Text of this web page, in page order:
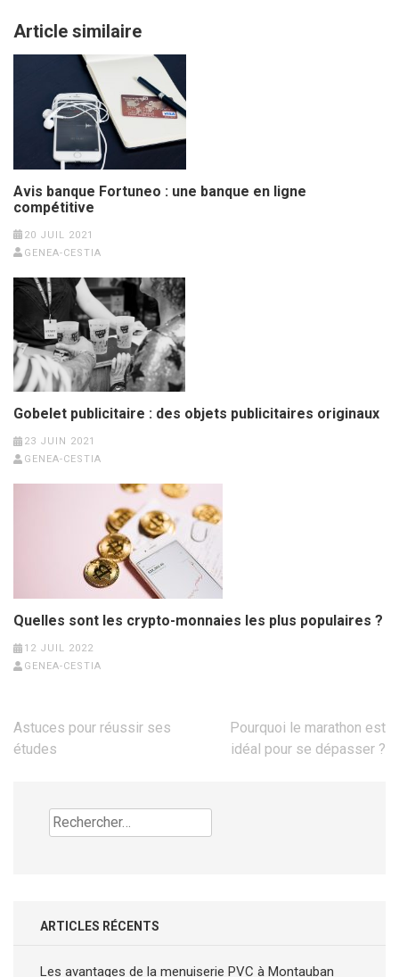
Article similaire
Avis banque Fortuneo : une banque en ligne
compétitive
20 JUIL 2021
GENEA-CESTIA
Gobelet publicitaire : des objets publicitaires originaux
23 JUIN 2021
GENEA-CESTIA
Quelles sont les crypto-monnaies les plus populaires ?
12 JUIL 2022
GENEA-CESTIA
Navigation
de
Astuces pour réussir ses
études
Pourquoi le marathon est
idéal pour se dépasser ?
Rechercher :
ARTICLES RÉCENTS
Les avantages de la menuiserie PVC à Montauban